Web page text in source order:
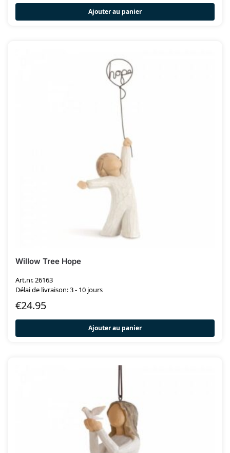
Ajouter au panier
Willow Tree Hope
Art.nr. 26163
Délai de livraison: 3 - 10 jours
€24.95
Ajouter au panier